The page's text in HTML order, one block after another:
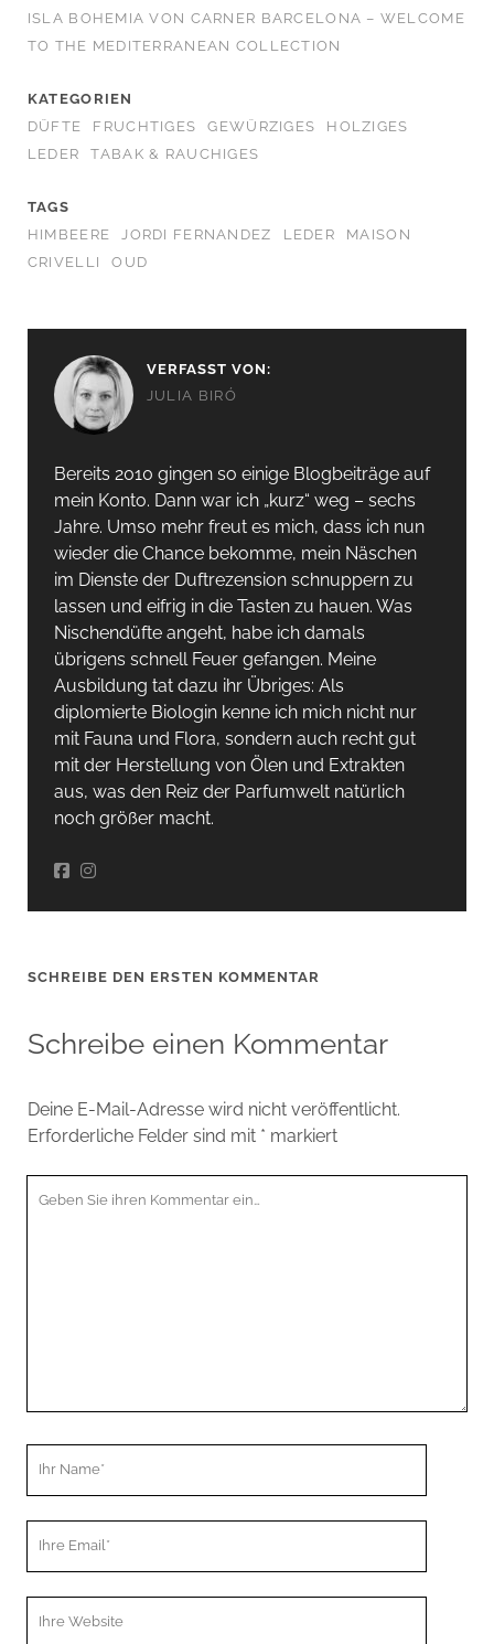
ISLA BOHEMIA VON CARNER BARCELONA – WELCOME
TO THE MEDITERRANEAN COLLECTION
KATEGORIEN
DÜFTE
FRUCHTIGES GEWÜRZIGES
HOLZIGES
LEDER
TABAK & RAUCHIGES
TAGS
HIMBEERE
JORDI FERNANDEZ LEDER
MAISON
CRIVELLI
OUD
VERFASST VON:
JULIA BIRÓ
Bereits 2010 gingen so einige Blogbeiträge auf
mein Konto. Dann war ich „kurz“ weg – sechs
Jahre. Umso mehr freut es mich, dass ich nun
wieder die Chance bekomme, mein Näschen
im Dienste der Duftrezension schnuppern zu
lassen und eifrig in die Tasten zu hauen. Was
Nischendüfte angeht, habe ich damals
übrigens schnell Feuer gefangen. Meine
Ausbildung tat dazu ihr Übriges: Als
diplomierte Biologin kenne ich mich nicht nur
mit Fauna und Flora, sondern auch recht gut
mit der Herstellung von Ölen und Extrakten
aus, was den Reiz der Parfumwelt natürlich
noch größer macht.
SCHREIBE DEN ERSTEN KOMMENTAR
Schreibe einen Kommentar
Deine E-Mail-Adresse wird nicht veröffentlicht.
Erforderliche Felder sind mit * markiert